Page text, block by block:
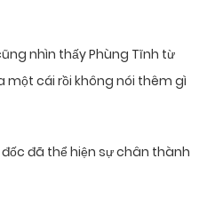
nhìn thấy Phùng Tĩnh từ
một cái rồi không nói thêm gì
đã thể hiện sự chân thành